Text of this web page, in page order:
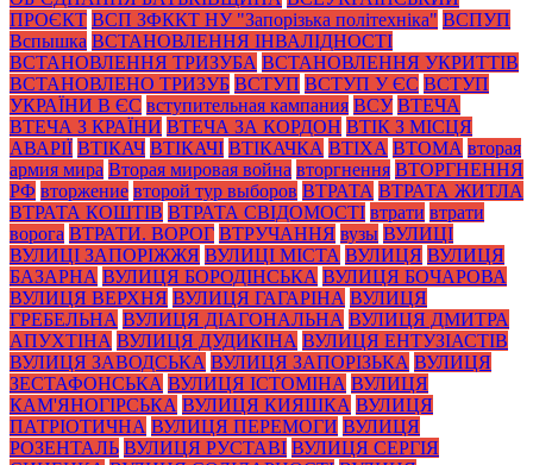
ПРОЄКТ ВСП ЗФККТ НУ "Запорізька політехніка" ВСПУП
Вспышка ВСТАНОВЛЕННЯ ІНВАЛІДНОСТІ
ВСТАНОВЛЕННЯ ТРИЗУБА ВСТАНОВЛЕННЯ УКРИТТІВ
ВСТАНОВЛЕНО ТРИЗУБ ВСТУП ВСТУП У ЄС ВСТУП
УКРАЇНИ В ЄС вступительная кампания ВСУ ВТЕЧА
ВТЕЧА З КРАЇНИ ВТЕЧА ЗА КОРДОН ВТІК З МІСЦЯ
АВАРІЇ ВТІКАЧ ВТІКАЧІ ВТІКАЧКА ВТІХА ВТОМА вторая
армия мира Вторая мировая война вторгнення ВТОРГНЕННЯ
РФ вторжение второй тур выборов ВТРАТА ВТРАТА ЖИТЛА
ВТРАТА КОШТІВ ВТРАТА СВІДОМОСТІ втрати втрати
ворога ВТРАТИ. ВОРОГ ВТРУЧАННЯ вузы ВУЛИЦІ
ВУЛИЦІ ЗАПОРІЖЖЯ ВУЛИЦІ МІСТА ВУЛИЦЯ ВУЛИЦЯ
БАЗАРНА ВУЛИЦЯ БОРОДІНСЬКА ВУЛИЦЯ БОЧАРОВА
ВУЛИЦЯ ВЕРХНЯ ВУЛИЦЯ ГАГАРІНА ВУЛИЦЯ
ГРЕБЕЛЬНА ВУЛИЦЯ ДІАГОНАЛЬНА ВУЛИЦЯ ДМИТРА
АПУХТІНА ВУЛИЦЯ ДУДИКІНА ВУЛИЦЯ ЕНТУЗІАСТІВ
ВУЛИЦЯ ЗАВОДСЬКА ВУЛИЦЯ ЗАПОРІЗЬКА ВУЛИЦЯ
ЗЕСТАФОНСЬКА ВУЛИЦЯ ІСТОМІНА ВУЛИЦЯ
КАМ'ЯНОГІРСЬКА ВУЛИЦЯ КИЯШКА ВУЛИЦЯ
ПАТРІОТИЧНА ВУЛИЦЯ ПЕРЕМОГИ ВУЛИЦЯ
РОЗЕНТАЛЬ ВУЛИЦЯ РУСТАВІ ВУЛИЦЯ СЕРГІЯ